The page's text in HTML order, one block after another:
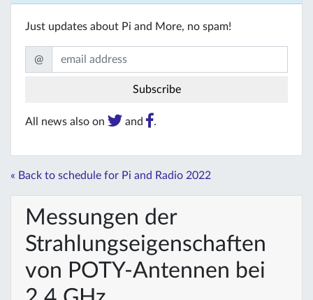
Just updates about Pi and More, no spam!
@
All news also on and .
« Back to schedule for Pi and Radio 2022
Messungen der
Strahlungseigenschaften
von POTY-Antennen bei